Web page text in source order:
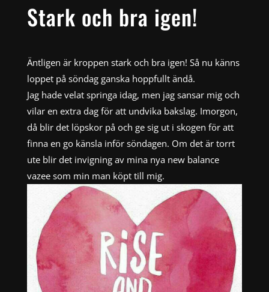
Stark och bra igen!
Äntligen är kroppen stark och bra igen! Så nu känns
loppet på söndag ganska hoppfullt ändå.
Jag hade velat springa idag, men jag sansar mig och
vilar en extra dag för att undvika bakslag. Imorgon,
då blir det löpskor på och ge sig ut i skogen för att
finna en go känsla inför söndagen. Om det är torrt
ute blir det invigning av mina nya new balance
vazee som min man köpt till mig.